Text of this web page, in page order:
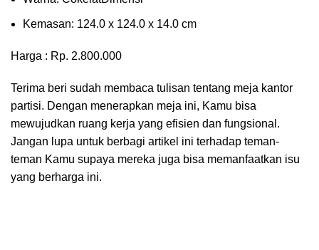
Kеmаѕаn: 124.0 x 124.0 x 14.0 сm
Harga : Rp. 2.800.000
Terima beri sudah membaca tulisan tentang meja kantor
partisi. Dengan menerapkan meja ini, Kamu bisa
mewujudkan ruang kerja yang efisien dan fungsional.
Jangan lupa untuk berbagi artikel ini terhadap teman-
teman Kamu supaya mereka juga bisa memanfaatkan isu
yang berharga ini.